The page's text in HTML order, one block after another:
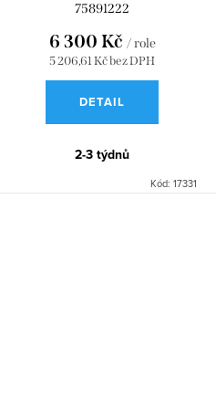
75891222
5 206,61 Kč bez DPH
6 300 Kč / role
DETAIL
2-3 týdnů
Kód: 17331